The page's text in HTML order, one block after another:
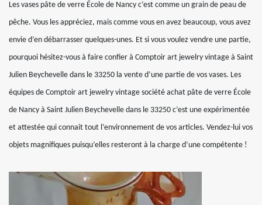
Les vases pâte de verre École de Nancy c’est comme un grain de peau de
pêche. Vous les appréciez, mais comme vous en avez beaucoup, vous avez
envie d’en débarrasser quelques-unes. Et si vous voulez vendre une partie,
pourquoi hésitez-vous à faire confier à Comptoir art jewelry vintage à Saint
Julien Beychevelle dans le 33250 la vente d’une partie de vos vases. Les
équipes de Comptoir art jewelry vintage société achat pâte de verre École
de Nancy à Saint Julien Beychevelle dans le 33250 c’est une expérimentée
et attestée qui connait tout l’environnement de vos articles. Vendez-lui vos
objets magnifiques puisqu’elles resteront à la charge d’une compétente !